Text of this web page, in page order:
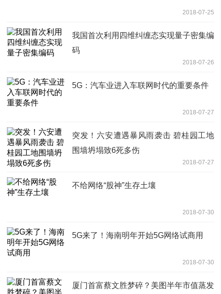
2018-07-25
我国首次利用四维纠缠态实现量子密集编
码
2018-07-26
5G：汽车业进入车联网时代的重要条件
2018-07-27
突发！六安遭遇暴风雨袭击 碧桂园工地
围墙坍塌致6死多伤
2018-07-27
不给网络“股神”生存土壤
2018-07-30
5G来了！海南明年开始5G网络试商用
2018-07-30
厦门首富蔡文胜梦碎？美图半年市值蒸发